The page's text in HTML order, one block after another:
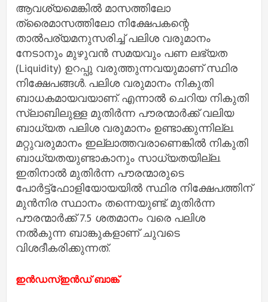
ആവശ്യമെങ്കില്‍ മാസത്തിലോ
ത്രൈമാസത്തിലോ നിക്ഷേപകന്റെ
താല്‍പര്യമനുസരിച്ച്‌ പലിശ വരുമാനം
നേടാനും മുഴുവന്‍ സമയവും പണ ലഭ്യത
(Liquidity) ഉറപ്പു വരുത്തുന്നവയുമാണ് സ്ഥിര
നിക്ഷേപങ്ങള്‍. പലിശ വരുമാനം നികുതി
ബാധകമായവയാണ്. എന്നാല്‍ ചെറിയ നികുതി
സ്ലാബിലുള്ള മുതിര്‍ന്ന പൗരന്മാര്‍ക്ക് വലിയ
ബാധ്യത പലിശ വരുമാനം ഉണ്ടാക്കുന്നില്ല.
മറ്റുവരുമാനം ഇല്ലാത്തവരാണെങ്കില്‍ നികുതി
ബാധ്യതയുണ്ടാകാനും സാധ്യതയില്ല.
ഇതിനാല്‍ മുതിര്‍ന്ന പൗരന്മാരുടെ
പോര്‍ട്ട്‌ഫോളിയോയയില്‍ സ്ഥിര നിക്ഷേപത്തിന്
മുന്‍നിര സ്ഥാനം തന്നെയുണ്ട്. മുതിര്‍ന്ന
പൗരന്മാര്‍ക്ക് 7.5 ശതമാനം വരെ പലിശ
നല്‍കുന്ന ബാങ്കുകളാണ് ചുവടെ
വിശദീകരിക്കുന്നത്.
ഇന്‍ഡസ്‌ഇന്‍ഡ് ബാങ്ക്